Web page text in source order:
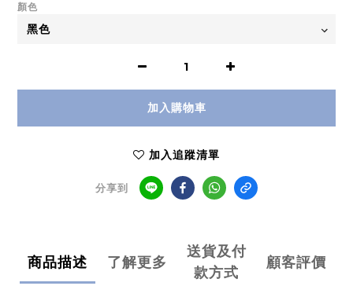
顏色
加入購物車
加入追蹤清單
分享到
商品描述 了解更多
送貨及付
款方式
顧客評價